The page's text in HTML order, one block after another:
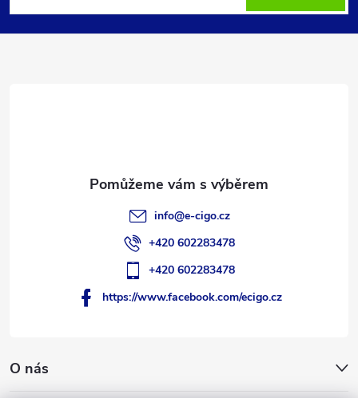
p
O nás
info@e-cigo.cz
+420 602283478
+420 602283478
https://www.facebook.com/ecigo.cz